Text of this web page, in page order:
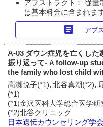
アブストラクト： 従量
は基本料金に含まれます
article アブ
A-03 ダウン症児を亡くした
振り返って- A follow-up
the family who lost child
高瀬悦子(*1), 北谷真潮(*2),
(*1)
(*1)金沢医科大学総合医学
(*2)北谷クリニック
日本遺伝カウンセリング学